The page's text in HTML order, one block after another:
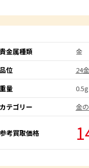
貴金属種類
金
品位
24金
重量
0.5g
カテゴリー
金
参考買取価格